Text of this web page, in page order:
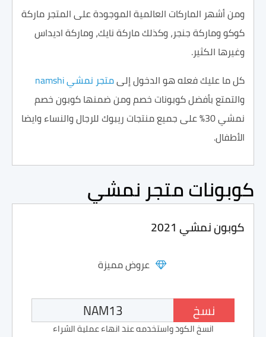
ومن أشهر الماركات العالمية الموجودة على المتجر ماركة
كوكو وماركة جنجر، وكذلك ماركة نايك، وماركة اديداس
وغيرها الكثير.
كل ما عليك فعله هو الدخول إلىمتجر نمشي namshi
والتمتع بأفضل كوبونات خصم ومن ضمنها كوبون خصم
نمشي 30% على جميع منتجات ريبوك للرجال والنساء وايضا
الأطفال.
كوبونات متجر نمشي
كوبون نمشي 2021
عروض مميزة
نسخ
انسخ الكود واستخدمه عند انهاء عملية الشراء